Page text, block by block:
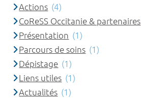
Actions (4)
CoReSS Occitanie & partenaires
Présentation (1)
Parcours de soins (1)
Dépistage (1)
Liens utiles (1)
Actualités (1)